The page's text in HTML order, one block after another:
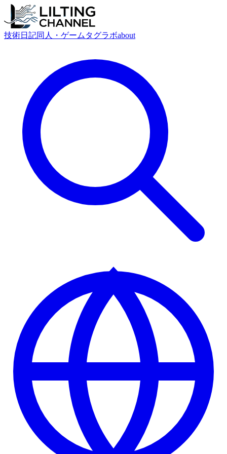
技術日記同人・ゲーム タグラボabout